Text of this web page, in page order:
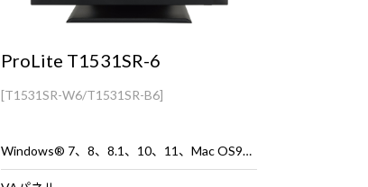
ProLite T1531SR-6
[T1531SR-W6/T1531SR-B6]
Windows® 7、8、8.1、10、11、Mac OS9、OSX